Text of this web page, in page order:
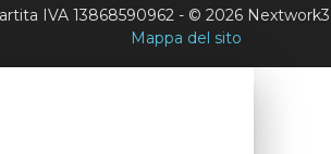
IVA 13868590962 - © 2026
Mappa del sito